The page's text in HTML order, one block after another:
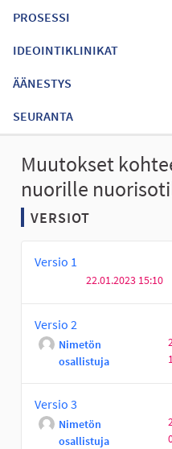
PROSESSI
IDEOINTIKLINIKAT
ÄÄNESTYS
SEURANTA
Muutokset
nuorille
VERSIOT
Versio 1
22.01.2023 15:10
Versio 2
Nimetön
osallistuja
Versio 3
Nimetön
osallistuja